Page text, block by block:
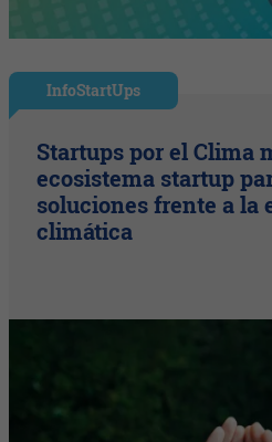
InfoStartUps
Startups por el Clima
ecosistema startup
soluciones frente a la
climática